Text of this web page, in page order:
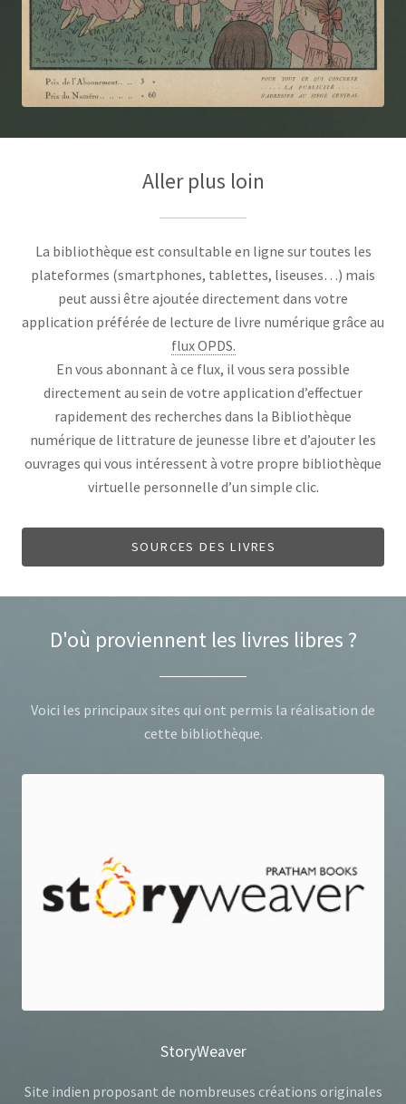
Aller plus loin
La bibliothèque est consultable en ligne sur toutes les
plateformes (smartphones, tablettes, liseuses…) mais
peut aussi être ajoutée directement dans votre
application préférée de lecture de livre numérique grâce au
flux OPDS.
En vous abonnant à ce flux, il vous sera possible
directement au sein de votre application d’effectuer
rapidement des recherches dans la Bibliothèque
numérique de littrature de jeunesse libre et d’ajouter les
ouvrages qui vous intéressent à votre propre bibliothèque
virtuelle personnelle d’un simple clic.
SOURCES DES LIVRES
D'où proviennent les livres libres ?
Voici les principaux sites qui ont permis la réalisation de
cette bibliothèque.
StoryWeaver
Site indien proposant de nombreuses créations originales